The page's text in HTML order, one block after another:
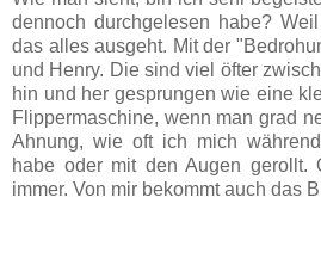
dennoch durchgelesen habe?
das alles ausgeht. Mit der
und Henry. Die sind viel öfter
hin und her gesprungen wie eine
Flippermaschine, wenn man grad
Ahnung, wie oft ich mich
habe oder mit den Augen gerollt.
immer. Von mir bekommt auch das